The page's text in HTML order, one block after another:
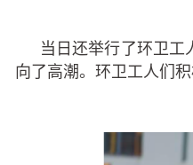
当日还举行了环卫工
向了高潮。环卫工人们